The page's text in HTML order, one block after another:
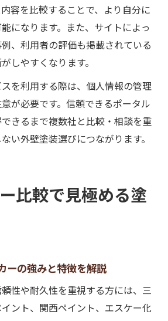
容を比較することで、より自分に
になります。また、サイトによっ
、利用者の評価も掲載されている
しやすくなります。
を利用する際は、個人情報の管理
が必要です。信頼できるポータル
きるまで複数社と比較・相談を重
い外壁塗装選びにつながります。
比較で見極める塗
ーの強みと特徴を解説
性や耐久性を重視する方には、三
ント、関西ペイント、エスケー化